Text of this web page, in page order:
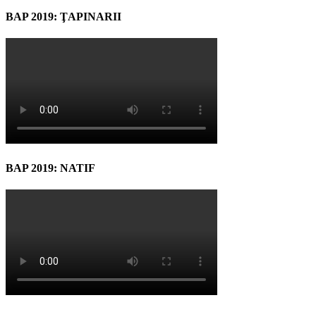
BAP 2019: ŢAPINARII
BAP 2019: NATIF